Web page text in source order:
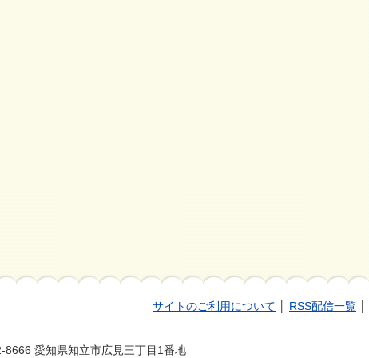
サイトのご利用について RSS配信一覧
8666 愛知県知立市広見三丁目1番地